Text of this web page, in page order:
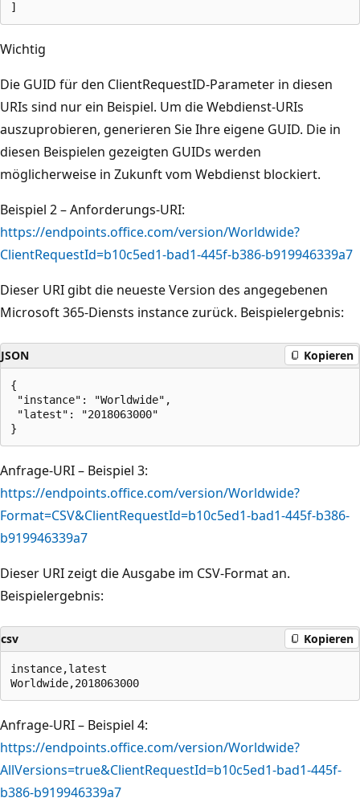
Wichtig
Die GUID für den ClientRequestID-Parameter in diesen
URIs sind nur ein Beispiel. Um die Webdienst-URIs
auszuprobieren, generieren Sie Ihre eigene GUID. Die in
diesen Beispielen gezeigten GUIDs werden
möglicherweise in Zukunft vom Webdienst blockiert.
Beispiel 2 – Anforderungs-URI:
https://endpoints.office.com/version/Worldwide?
ClientRequestId=b10c5ed1-bad1-445f-b386-b919946339a7
Dieser URI gibt die neueste Version des angegebenen
Microsoft 365-Diensts instance zurück. Beispielergebnis:
JSON Kopieren
{
"instance": "Worldwide",
"latest": "2018063000"
Anfrage-URI – Beispiel 3:
https://endpoints.office.com/version/Worldwide?
Format=CSV&ClientRequestId=b10c5ed1-bad1-445f-b386-
b919946339a7
Dieser URI zeigt die Ausgabe im CSV-Format an.
Beispielergebnis:
csv Kopieren
instance,latest
Anfrage-URI – Beispiel 4:
https://endpoints.office.com/version/Worldwide?
AllVersions=true&ClientRequestId=b10c5ed1-bad1-445f-
b386-b919946339a7